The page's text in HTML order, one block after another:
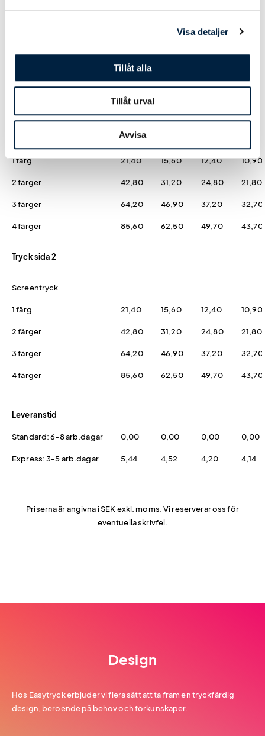
Visa detaljer
Tillåt alla
Tillåt urval
Avvisa
0,00
1 färg 21,40 15,60 12,40 10,90
2 färger 42,80 31,20 24,80 21,80
3 färger 64,20 46,90 37,20 32,70
4 färger 85,60 62,50 49,70 43,70
Tryck sida 2
Screentryck
1 färg 21,40 15,60 12,40 10,90
2 färger 42,80 31,20 24,80 21,80
3 färger 64,20 46,90 37,20 32,70
4 färger 85,60 62,50 49,70 43,70
Leveranstid
Standard: 6-8 arb.dagar 0,00 0,00 0,00 0,00
Express: 3-5 arb.dagar 5,44 4,52 4,20 4,14
Priserna är angivna i SEK exkl. moms. Vi reserverar oss för
eventuella skrivfel.
Design
Hos Easytryck erbjuder vi flera sätt att ta fram en tryckfärdig
design, beroende på behov och förkunskaper.